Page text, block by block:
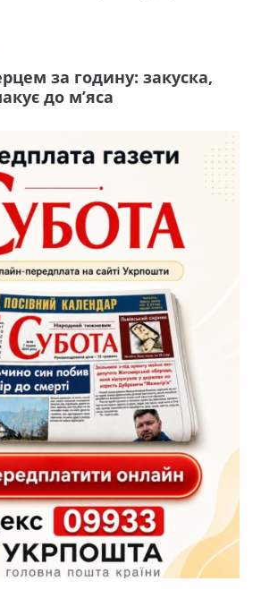
за годину: закуска,
до м’яса